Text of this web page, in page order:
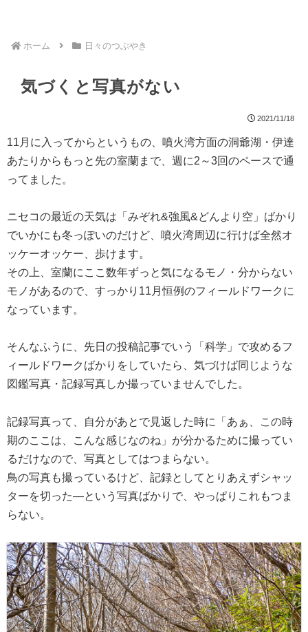
ホーム 日々のつぶやき
気づくと写真がない
2021/11/18
11月に入ってからというもの、噴火湾方面の洞爺湖・伊達
あたりからもっと先の室蘭まで、週に2～3回のペースで通
ってました。
ニセコの最近の天気は「みぞれ&強風&どんより空」ばかり
でいかにも冬っぽいのだけど、噴火湾周辺に行けば全然オ
ッケーオッケー、歩けます。
その上、室蘭にここ数年ずっと気になるモノ・分からない
モノがあるので、すっかり11月恒例のフィールドワークに
なっています。
そんなふうに、先日の投稿記事でいう「科学」で攻めるフ
ィールドワークばかりをしていたら、気づけば同じような
図鑑写真・記録写真しか撮っていませんでした。
記録写真って、自分があとで見返した時に「あぁ、この時
期のここは、こんな感じなのね」が分かるために撮ってい
るだけなので、写真としてはつまらない。
鳥の写真も撮っているけど、記録としてとりあえずシャッ
ターを切った―という写真ばかりで、やっぱりこれもつま
らない。